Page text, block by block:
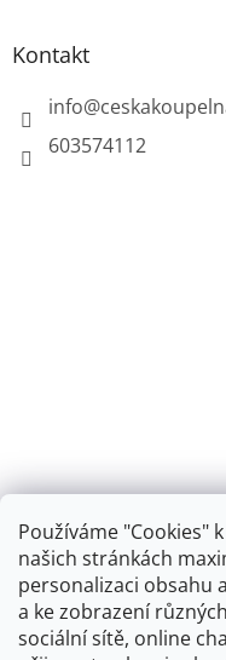
Používáme "Cookies"
našich stránkách
personalizaci obsahu
a ke zobrazení
sociální sítě, online
Kontakt
info@
603574112